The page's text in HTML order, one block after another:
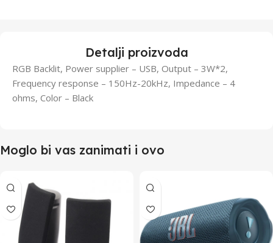
Detalji proizvoda
RGB Backlit, Power supplier – USB, Output – 3W*2,
Frequency response – 150Hz-20kHz, Impedance – 4
ohms, Color – Black
Moglo bi vas zanimati i ovo